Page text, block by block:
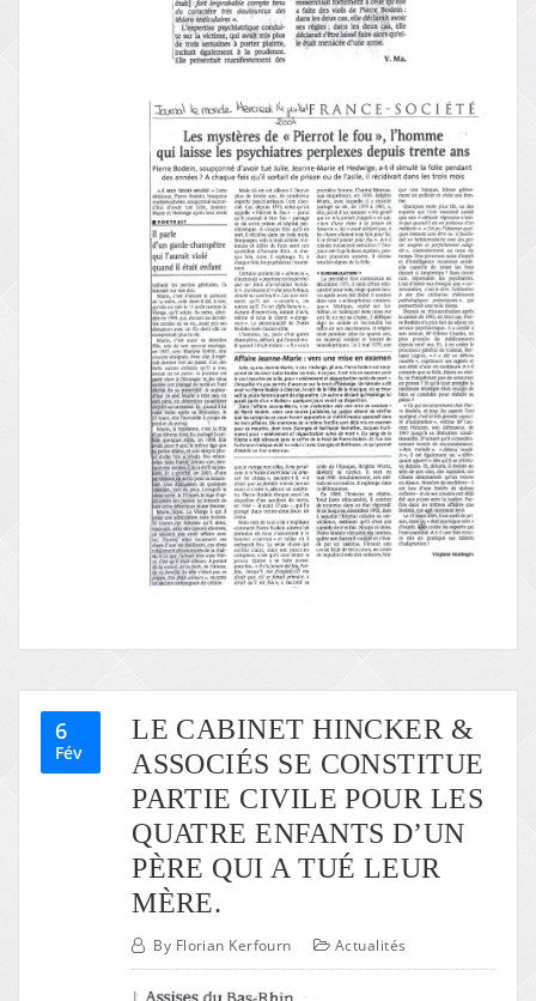
6
Fév
LE CABINET HINCKER &
ASSOCIÉS SE CONSTITUE
PARTIE CIVILE POUR LES
QUATRE ENFANTS D’UN
PÈRE QUI A TUÉ LEUR
MÈRE.
By Florian Kerfourn Actualités